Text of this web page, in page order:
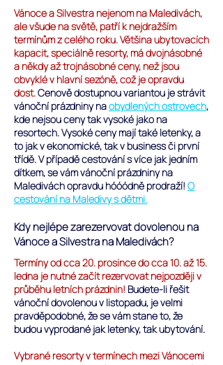
Vánoce a Silvestra nejenom na Maledivách,
ale všude na světě, patří k nejdražším
termínům z celého roku. Většina ubytovacích
kapacit, speciálně resorty, má dvojnásobné
a někdy až trojnásobné ceny, než jsou
obvyklé v hlavní sezóně, což je opravdu
dost.Cenově dostupnou variantou je strávit
vánoční prázdniny naobydlených ostrovech,
kde nejsou ceny tak vysoké jako na
resortech.Vysoké ceny mají také letenky, a
to jak v ekonomické, tak v business či první
třídě. V případě cestování s více jak jedním
dítkem, se vám vánoční prázdniny na
Maledivách opravdu hóóódně prodraží! O
cestování na Maledivy s dětmi.
Kdy nejlépe zarezervovat dovolenou na
Vánoce a Silvestra na Maledivách?
Termíny od cca 20. prosince do cca 10. až 15.
ledna je nutné začít rezervovat nejpozději v
průběhu letních prázdnin! Budete-li řešit
vánoční dovolenou v listopadu, je velmi
pravděpodobné, že se vám stane to, že
budou vyprodané jak letenky, tak ubytování.
Vybrané resorty v termínech mezi Vánocemi